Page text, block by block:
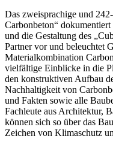
Das zweisprachige und
Carbonbeton“
und die Gestaltung des
Partner vor und beleuchtet
Materialkombination
vielfältige Einblicke in die
den konstruktiven Aufbau
Nachhaltigkeit von
und Fakten sowie alle
Fachleute aus Architektur,
können sich so über das
Zeichen von Klimaschutz